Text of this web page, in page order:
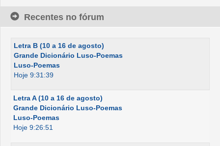
Recentes no fórum
Letra B (10 a 16 de agosto)
Grande Dicionário Luso-Poemas
Luso-Poemas
Hoje 9:31:39
Letra A (10 a 16 de agosto)
Grande Dicionário Luso-Poemas
Luso-Poemas
Hoje 9:26:51